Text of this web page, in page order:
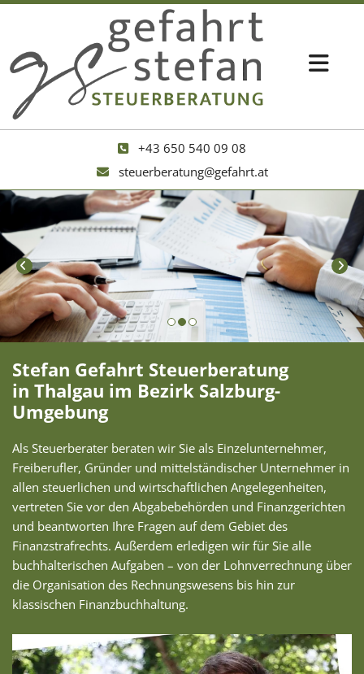
 +43 650 540 09 08
 steuerberatung@gefahrt.at
Stefan Gefahrt Steuerberatung
in Thalgau im Bezirk Salzburg-
Umgebung
Als Steuerberater beraten wir Sie als Einzelunternehmer,
Freiberufler, Gründer und mittelständischer Unternehmer in
allen steuerlichen und wirtschaftlichen Angelegenheiten,
vertreten Sie vor den Abgabebehörden und Finanzgerichten
und beantworten Ihre Fragen auf dem Gebiet des
Finanzstrafrechts. Außerdem erledigen wir für Sie alle
buchhalterischen Aufgaben – von der Lohnverrechnung über
die Organisation des Rechnungswesens bis hin zur
klassischen Finanzbuchhaltung.